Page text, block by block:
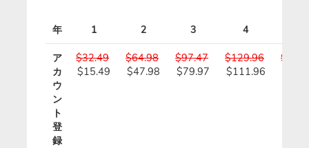
年 1 2 3 4
ア
カ
ウ
ン
ト
登
録
$32.49
$15.49
$64.98
$47.98
$97.47
$79.97
$129.96
$111.96